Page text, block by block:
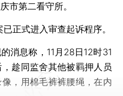
市第二看守所。
正式进入审查起诉程序。
息称，11月28日12时31
趁同监舍其他被羁押人员
，用棉毛裤裤腰绳，在内